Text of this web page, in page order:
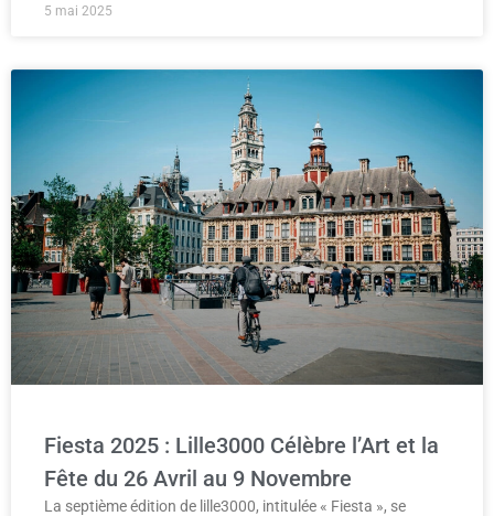
5 mai 2025
Fiesta 2025 : Lille3000 Célèbre l’Art et la
Fête du 26 Avril au 9 Novembre
La septième édition de lille3000, intitulée « Fiesta », se